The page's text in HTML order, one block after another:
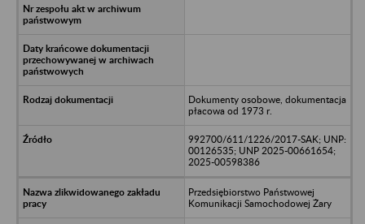
Dokumenty osobowe, dokumentacja
płacowa od 1973 r.
992700/611/1226/2017-SAK; UNP:
00126535; UNP 2025-00661654;
2025-00598386
Przedsiębiorstwo Państwowej
Komunikacji Samochodowej Żary